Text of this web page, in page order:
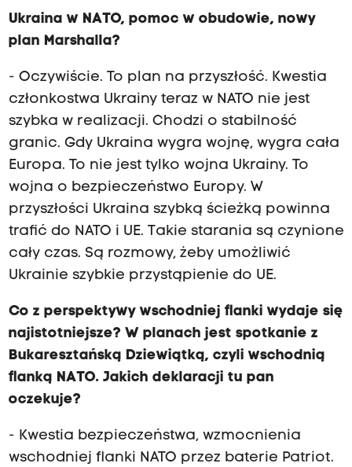
Ukraina w NATO, pomoc w obudowie, nowy
plan Marshalla?
- Oczywiście. To plan na przyszłość. Kwestia
członkostwa Ukrainy teraz w NATO nie jest
szybka w realizacji. Chodzi o stabilność
granic. Gdy Ukraina wygra wojnę, wygra cała
Europa. To nie jest tylko wojna Ukrainy. To
wojna o bezpieczeństwo Europy. W
przyszłości Ukraina szybką ścieżką powinna
trafić do NATO i UE. Takie starania są czynione
cały czas. Są rozmowy, żeby umożliwić
Ukrainie szybkie przystąpienie do UE.
Co z perspektywy wschodniej flanki wydaje się
najistotniejsze? W planach jest spotkanie z
Bukaresztańską Dziewiątką, czyli wschodnią
flanką NATO. Jakich deklaracji tu pan
oczekuje?
- Kwestia bezpieczeństwa, wzmocnienia
wschodniej flanki NATO przez baterie Patriot.